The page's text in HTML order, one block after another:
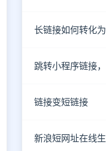
长链接如何转化
跳转小程序链接
链接变短链接
新浪短网址在线